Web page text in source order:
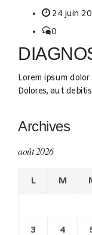
24 juin
0
Lorem ipsum
Dolores, aut
Archives
août 2026
L M
3 4